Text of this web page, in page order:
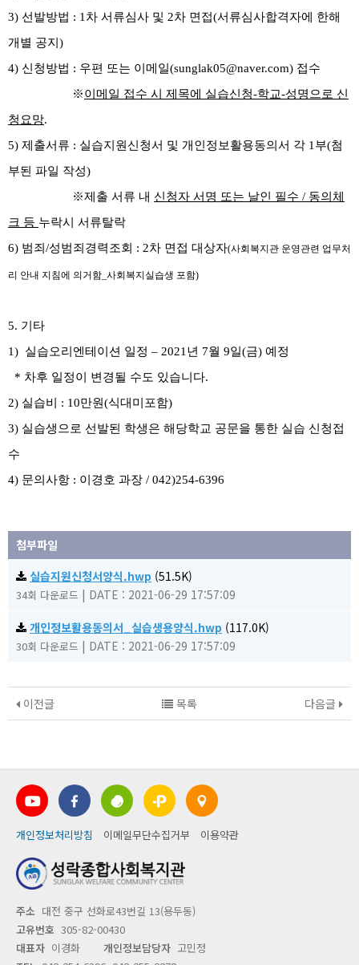
3) 선발방법 : 1 차 서류심사 및 2차 면접(서류심사합격자에 한해
개별 공지 )
4) 신청방법 : 우편 또는 이메일(sunglak05@naver.com) 접수
※이메일 접수 시 제목에 실습신청-학교-성명으로 신
청요망.
5) 제출서류 : 실습지원신청서 및 개인정보활용동의서 각 1 부(첨
부된 파일 작성)
※제출 서류 내 신청자 서명 또는 날인 필수 / 동의체
크 등 누락시 서류탈락
6) 범죄 /성범죄경력조회 : 2차 면접 대상자(사회복지관 운영관련 업무처
리 안내 지침에 의거함_사회복지실습생 포함)
5. 기타
1) 실습오리엔테이션 일정 – 2021 년 7월 9일(금) 예정
* 차후 일정이 변경될 수도 있습니다.
2) 실습비 : 10만원(식대미포함)
3) 실습생으로 선발된 학생은 해당학교 공문을 통한 실습 신청접
수
4) 문의사항 : 이경호 과장 / 042)254-6396
첨부파일
실습지원신청서양식.hwp (51.5K)
34회 다운로드 | DATE : 2021-06-29 17:57:09
개인정보활용동의서_실습생용양식.hwp (117.0K)
30회 다운로드 | DATE : 2021-06-29 17:57:09
이전글 다음글
목록
개인정보처리방침 이메일무단수집거부 이용약관
주소 대전 중구 선화로43번길 13(용두동)
고유번호 305-82-00430
대표자 이경화 개인정보담당자 고민정